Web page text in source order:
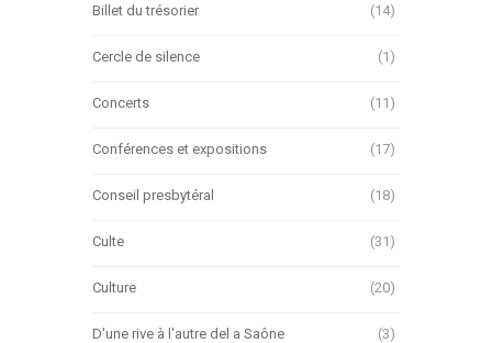
Billet du trésorier (14)
Cercle de silence (1)
Concerts (11)
Conférences et expositions (17)
Conseil presbytéral (18)
Culte (31)
Culture (20)
D'une rive à l'autre del a Saône (3)